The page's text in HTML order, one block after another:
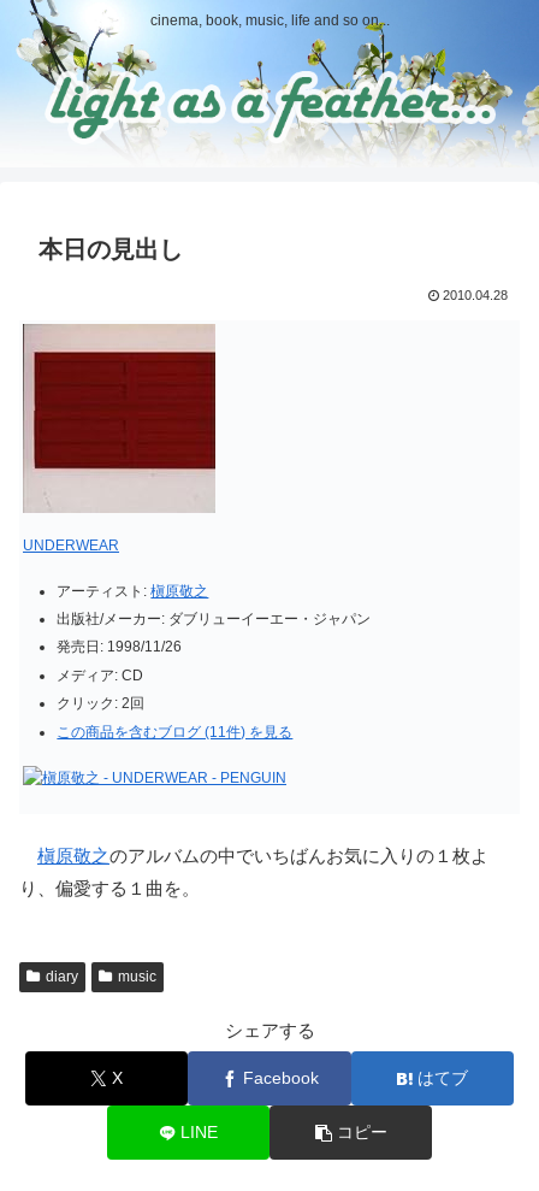
cinema, book, music, life and so on...
本日の見出し
2010.04.28
UNDERWEAR
アーティスト: 槇原敬之
出版社/メーカー: ダブリューイーエー・ジャパン
発売日: 1998/11/26
メディア: CD
クリック : 2回
この商品を含むブログ (11件) を見る
槇原敬之のアルバムの中でいちばんお気に入りの１枚よ
り、偏愛する１曲を。
diary music
シェアする
X Facebook はてブ
LINE コピー